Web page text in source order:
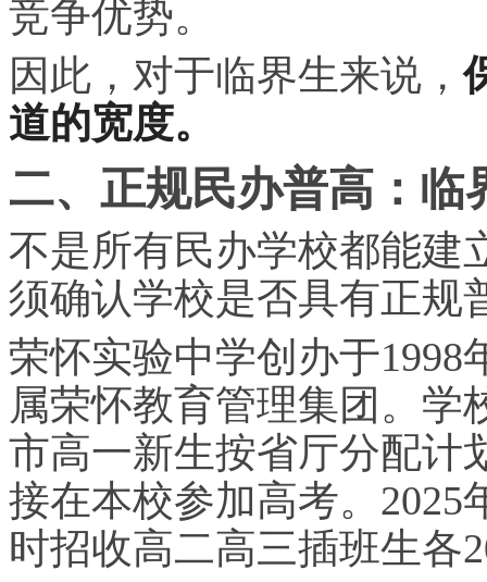
竞争优势。
因此，对于临界生来说，
道的宽度。
二、正规民办普高：临
不是所有民办学校都能建
须确认学校是否具有正规
荣怀实验中学创办于1998
属荣怀教育管理集团。学
市高一新生按省厅分配计
接在本校参加高考。2025
时招收高二高三插班生各